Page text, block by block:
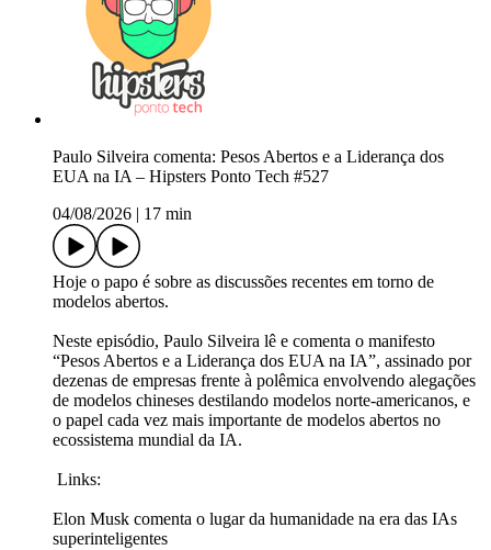
Paulo Silveira comenta: Pesos Abertos e a Liderança dos
EUA na IA – Hipsters Ponto Tech #527
04/08/2026
17 min
Hoje o papo é sobre as discussões recentes em torno de
modelos abertos.
Neste episódio, Paulo Silveira lê e comenta o manifesto
“Pesos Abertos e a Liderança dos EUA na IA”, assinado por
dezenas de empresas frente à polêmica envolvendo alegações
de modelos chineses destilando modelos norte-americanos, e
o papel cada vez mais importante de modelos abertos no
ecossistema mundial da IA.
Links:
Elon Musk comenta o lugar da humanidade na era das IAs
superinteligentes